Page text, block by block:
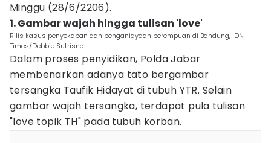
Minggu (28/6/2206).
1. Gambar wajah hingga tulisan 'love'
Rilis kasus penyekapan dan penganiayaan perempuan di Bandung, IDN
Times/Debbie Sutrisno
Dalam proses penyidikan, Polda Jabar
membenarkan adanya tato bergambar
tersangka Taufik Hidayat di tubuh YTR. Selain
gambar wajah tersangka, terdapat pula tulisan
"love topik TH" pada tubuh korban.